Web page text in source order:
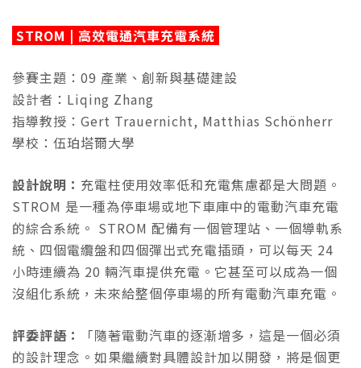
STROM | 高效電通汽車充電系統
參賽主題：09 產業、創新與基礎建設
設計者：Liqing Zhang
指導教授：Gert Trauernicht, Matthias Schönherr
學校：伍珀塔爾大學
設計說明： 充電柱使用效率低和充電焦慮都是大問題。
STROM 是一種為停車場或地下車庫中的電動汽車充電
的綜合系統。 STROM 配備有一個管理站、一個導軌系
統、四個電纜盤和四個彈出式充電插頭，可以每天 24
小時連續為 20 輛汽車提供充電。它甚至可以成為一個
沒組化系統，未來給整個停車場的所有電動汽車充電。
評委評語：
「隨著電動汽車的逐漸增多，這是一個必須
的設計理念。如果繼續對具體設計加以開發，將是個更